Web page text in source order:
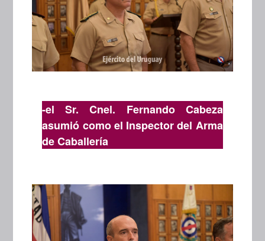
-el Sr. Cnel. Fernando Cabeza
asumió como el Inspector del Arma
de Caballería